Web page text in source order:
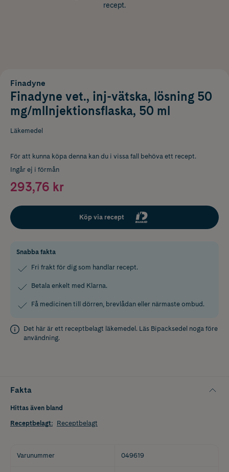
recept.
Finadyne
Finadyne vet., inj-vätska, lösning 50
mg/mlInjektionsflaska, 50 ml
Läkemedel
För att kunna köpa denna kan du i vissa fall behöva ett recept.
Ingår ej i förmån
293,76 kr
Köp via recept
Snabba fakta
Fri frakt för dig som handlar recept.
Betala enkelt med Klarna.
Få medicinen till dörren, brevlådan eller närmaste ombud.
Det här är ett receptbelagt läkemedel. Läs Bipacksedel noga före
användning.
Fakta
Hittas även bland
Receptbelagt: Receptbelagt
Varunummer 049619